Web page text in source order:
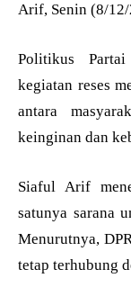
Arif, Senin (8/
Politikus
kegiatan reses
antara
keinginan dan
Siaful Arif
satunya sarana
Menurutnya,
tetap terhubung